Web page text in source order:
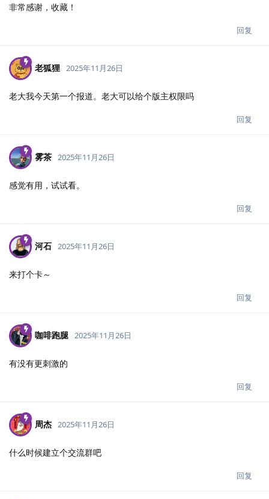
非常感谢，收藏！
回复
老狐狸 2025年11月26日
老大我今天第一个报道。老大可以给个版主权限吗
回复
雾茶 2025年11月26日
感觉有用，试试看。
回复
河石 2025年11月26日
来打个卡～
回复
咖啡跑腿 2025年11月26日
有没有更刺激的
回复
周杰 2025年11月26日
什么时候建立个交流群吧
回复